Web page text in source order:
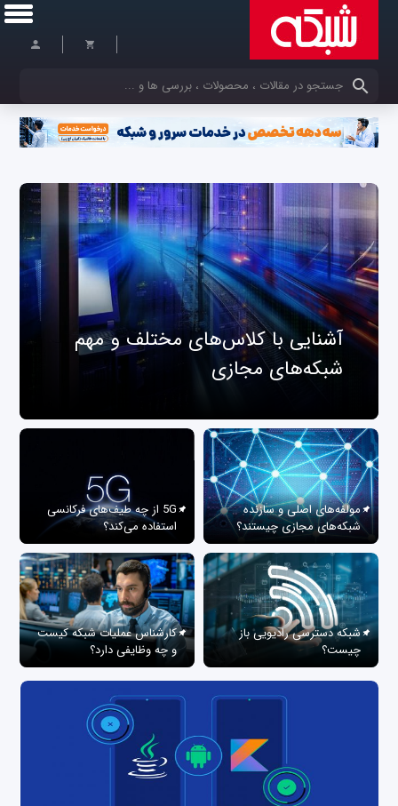
کلمات کلیدی خود را وارد کنید
آشنایی با کلاس‌های مختلف و مهم
شبکه‌های مجازی
مولفه‌های اصلی و سازنده
شبکه‌های مجازی چیستند؟
5G از چه طیف‌های فرکانسی
استفاده می‌کند؟
شبکه دسترسی رادیویی باز
چیست؟
کارشناس عملیات شبکه کیست
و چه وظایفی دارد؟